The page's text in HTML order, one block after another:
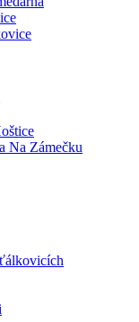
Na Zámečku